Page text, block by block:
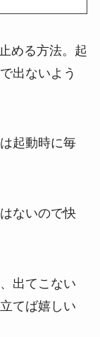
める方法。起
出ないよう
起動時に毎
ないので快
出てこない
てば嬉しい